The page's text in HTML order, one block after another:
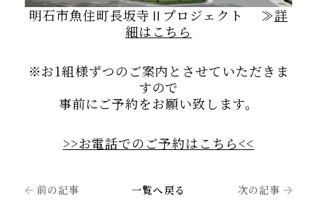
明石市魚住町長坂寺Ⅱプロジェクト ≫詳
細はこちら
※お1組様ずつのご案内とさせていただきま
すので
事前にご予約をお願い致します。
>>お電話でのご予約はこちら<<
前の記事 一覧へ戻る 次の記事